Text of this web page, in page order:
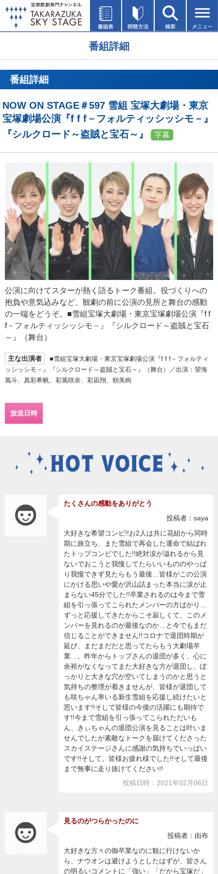
番組詳細
番組詳細
NOW ON STAGE＃597 雪組 宝塚大劇場・東京
宝塚劇場公演『f f f－フォルティッシッシモ－』
『シルクロード～盗賊と宝石～』
字幕
公演に向けてスターが熱く語るトーク番組。役づくりへの
抱負や意気込みなど、観劇の前に公演の見所と舞台の感動
の一端をどうぞ。■雪組宝塚大劇場・東京宝塚劇場公演『f f
f－フォルティッシッシモ－』『シルクロード～盗賊と宝石
～』（舞台）
主な出演者
■雪組宝塚大劇場・東京宝塚劇場公演『f f f－フォルティ
ッシッシモ－』『シルクロード～盗賊と宝石～』（舞台）／出演：望海
風斗、真彩希帆、彩風咲奈、彩凪翔、朝美絢
放送日時
たくさんの感動をありがとう
投稿者：saya
大好きな希望コンビ!!お2人は共に花組から同時
期に旅立ち、また雪組で再会した運命で結ばれ
たトップコンビでした!!絶対涙が溢れるから見
ないでおこうと我慢してたらいいもののやっぱ
り我慢できず見たらもう最後…皆様がこの公演
にかける思いや愛が沢山詰まった本当に涙が止
まらない45分でした!!卒業されるのは今まで雪
組を引っ張ってこられたメンバーの方ばかり…
ずっと応援してきたからこそ寂しくて、このメ
ンバーを見れるのが最後なのか…と今でもまだ
信じることができません!!コロナで退団時期が
延び、まだまだだと思ってたらもう大劇場卒
業…。昨年からトップさんの退団が多く、心に
余裕がなくなってまた大好きな方が退団し、ぽ
っかりと大きな穴が空いてしまうのかと思うと
気持ちの整理が着きませんが、皆様が退団して
も咲ちゃん率いる新生雪組を応援し続けたいと
思います!!そして皆様の今後の活躍にも期待で
す!!今まで雪組を引っ張ってこられただいも
ん、きぃちゃんの退団公演を見ることは叶いま
せんでしたが素敵なトークを届けてくださった
スカイステージさんに感謝の気持ちでいっぱい
です!!そして、皆様お疲れ様でした!!そして最後
まで無事に走り抜けてください!!
投稿日時：2021年02月06日
見るのがつらかったのに
投稿者：由布
大好きな方々の御卒業なのに観に行けないか
ら、ナウオンは避けようとしたはずが、皆さん
の明るいコメントに「強い」「だから宝塚だ」